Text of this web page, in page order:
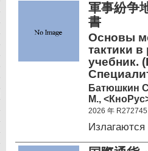
軍事紛争
書
Основы
тактики
учебник.
Батюшкин
М.,
2026 年 R272745